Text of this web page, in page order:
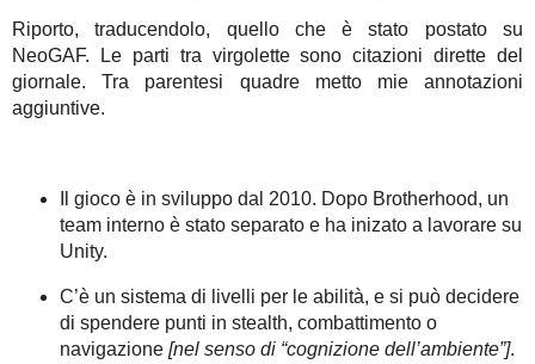
Riporto, traducendolo, quello che è stato postato su
NeoGAF. Le parti tra virgolette sono citazioni dirette del
giornale. Tra parentesi quadre metto mie annotazioni
aggiuntive.
Il gioco è in sviluppo dal 2010. Dopo Brotherhood, un
team interno è stato separato e ha inizato a lavorare su
Unity.
C’è un sistema di livelli per le abilità, e si può decidere
di spendere punti in stealth, combattimento o
navigazione [nel senso di “cognizione dell’ambiente”].